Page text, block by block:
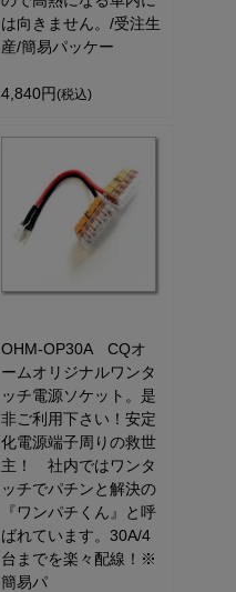
は向きません。/受注生
産/簡易パッケー
4,840円 (税込)
OHM-OP30A CQオ
ームオリジナルワンタ
ッチ電源ソケット。是
非ご利用下さい！安定
化電源端子周りの救世
主！ 社内ではワンタ
ッチでパチンと解決の
『ワンパチくん』と呼
ばれています。30A/4
台までを楽々配線！※
簡易パ